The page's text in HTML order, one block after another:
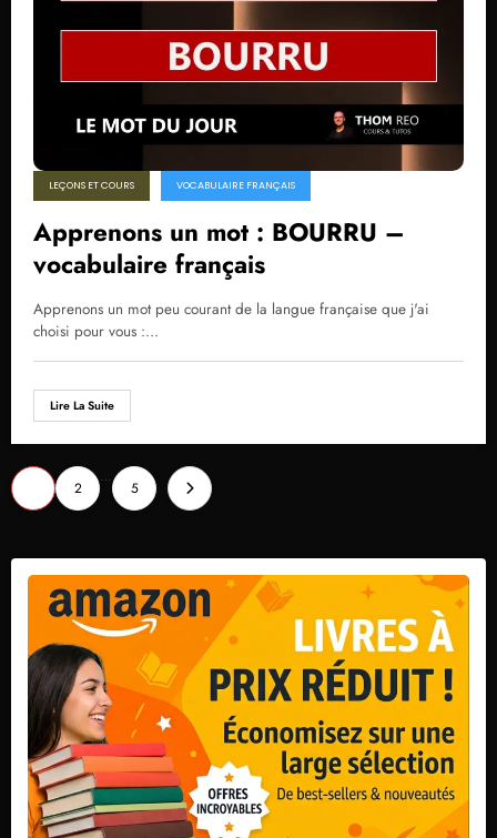
LEÇONS ET COURS VOCABULAIRE FRANÇAIS
Apprenons un mot : BOURRU –
vocabulaire français
Apprenons un mot peu courant de la langue française que j'ai
choisi pour vous :…
Lire La Suite
Pagination
des
publications
2
…
5